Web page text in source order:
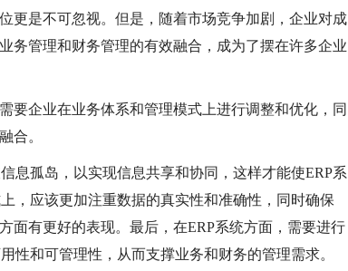
更是不可忽视。但是，随着市场竞争加剧，企业对成
务管理和财务管理的有效融合，成为了摆在许多企业
要企业在业务体系和管理模式上进行调整和优化，同
合。
息孤岛，以实现信息共享和协同，这样才能使ERP系
，应该更加注重数据的真实性和准确性，同时确保
面有更好的表现。最后，在ERP系统方面，需要进行
性和可管理性，从而支撑业务和财务的管理需求。